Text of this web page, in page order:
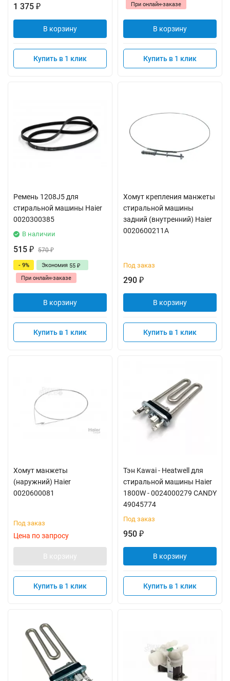
1 375 ₽
В корзину
Купить в 1 клик
При онлайн-заказе
В корзину
Купить в 1 клик
Ремень 1208J5 для
стиральной машины Haier
0020300385
В наличии
515 ₽ 570₽
- 9% Экономия 55 ₽
При онлайн-заказе
В корзину
Купить в 1 клик
Хомут крепления манжеты
стиральной машины
задний (внутренний) Haier
0020600211A
Под заказ
290 ₽
В корзину
Купить в 1 клик
Хомут манжеты
(наружний) Haier
0020600081
Под заказ
Цена по запросу
В корзину
Купить в 1 клик
Тэн Kawai - Heatwell для
стиральной машины Haier
1800W - 0024000279 CANDY
49045774
Под заказ
950 ₽
В корзину
Купить в 1 клик